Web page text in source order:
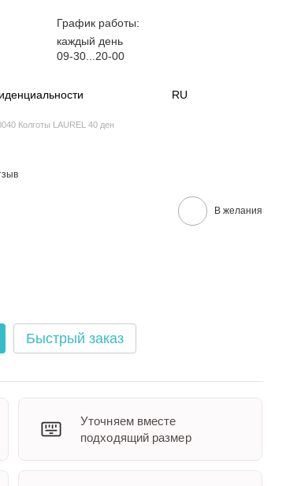
График работы:
каждый день
09-30...20-00
RU
Колготы LAUREL 40 ден
В желания
Быстрый заказ
Уточняем вместе
подходящий размер